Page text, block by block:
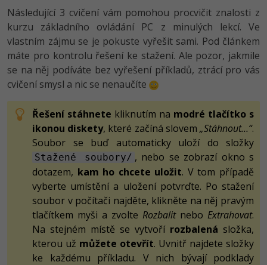
Spring
ASP.NET MVC
Django
Best practices
MySQL/MariaDB
MS-SQL
SQLite
Grafik / UX/UI návrhář
3D grafik
Projektový manažer
Databázový analytik
Copywriter
WordPress specialista
SEO specialista
C -80%
VB.NET
SQL
Návrh SW -80%
Algoritmy -41%
Umělá inteligence (AI) -10%
Pro děti
Více
Fórum
Business
Kryptoměny -25%
Copywriting -30%
MS Office -80%
Google Dokumenty
Time management
Windows
Linux
Sítě
Kybernetická bezpečnost
Následující 3 cvičení vám pomohou procvičit znalosti z
kurzu základního ovládání PC z minulých lekcí. Ve
vlastním zájmu se je pokuste vyřešit sami. Pod článkem
máte pro kontrolu řešení ke stažení. Ale pozor, jakmile
se na něj podíváte bez vyřešení příkladů, ztrácí pro vás
cvičení smysl a nic se nenaučíte
Řešení stáhnete kliknutím na modré tlačítko s
ikonou diskety, které začíná slovem„Stáhnout…“.
Soubor se buď automaticky uloží do složky
Stažené soubory/ , nebo se zobrazí okno s
dotazem, kam ho chcete uložit. V tom případě
vyberte umístění a uložení potvrďte. Po stažení
soubor v počítači najděte, klikněte na něj pravým
tlačítkem myši a zvolte Rozbalitnebo Extrahovat.
Na stejném místě se vytvoří rozbalená složka,
kterou už můžete otevřít. Uvnitř najdete složky
ke každému příkladu. V nich bývají podklady